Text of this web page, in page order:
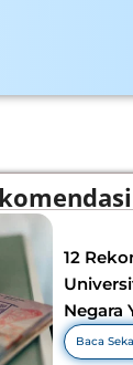
12
Negara
Visa
Baca